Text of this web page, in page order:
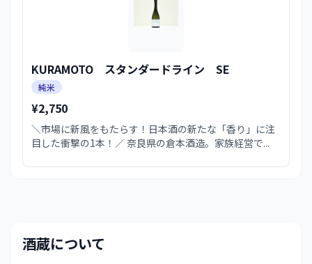
KURAMOTO スタンダードライン SE
純米
¥2,750
＼市場に新風をもたらす！日本酒の新たな「香り」に注
目した衝撃の1本！／ 奈良県の倉本酒造。家族経営で...
酒蔵について